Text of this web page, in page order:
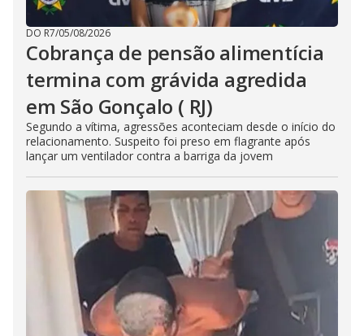
DO R7/05/08/2026
Cobrança de pensão alimentícia
termina com grávida agredida
em São Gonçalo ( RJ)
Segundo a vítima, agressões aconteciam desde o início do
relacionamento. Suspeito foi preso em flagrante após
lançar um ventilador contra a barriga da jovem